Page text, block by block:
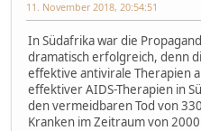
11. November 2018, 20:54:51
In Südafrika war die
dramatisch erfolgreich, denn
effektive antivirale Therapien
effektiver AIDS-Therapien in
den vermeidbaren Tod von
Kranken im Zeitraum von